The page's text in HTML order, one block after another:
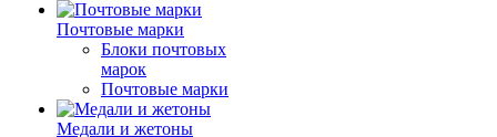
Почтовые марки
Блоки почтовых
марок
Почтовые марки
Медали и жетоны